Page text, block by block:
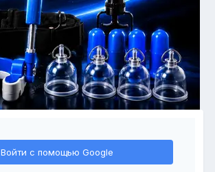
Войти с помощью Google